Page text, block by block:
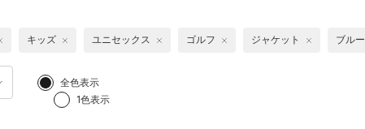
全色表示
1色表示
キッズ ユニセックス ゴルフ ジャケット ブルー